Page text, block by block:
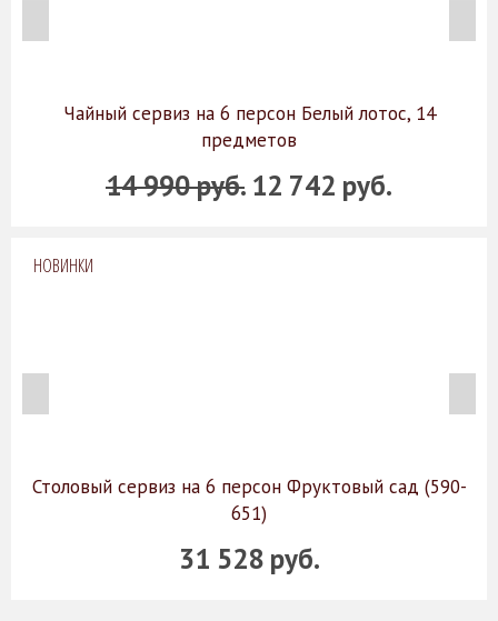
Чайный сервиз на 6 персон Белый лотос, 14
предметов
14 990 руб. 12 742 руб.
НОВИНКИ
Столовый сервиз на 6 персон Фруктовый сад (590-
651)
31 528 руб.